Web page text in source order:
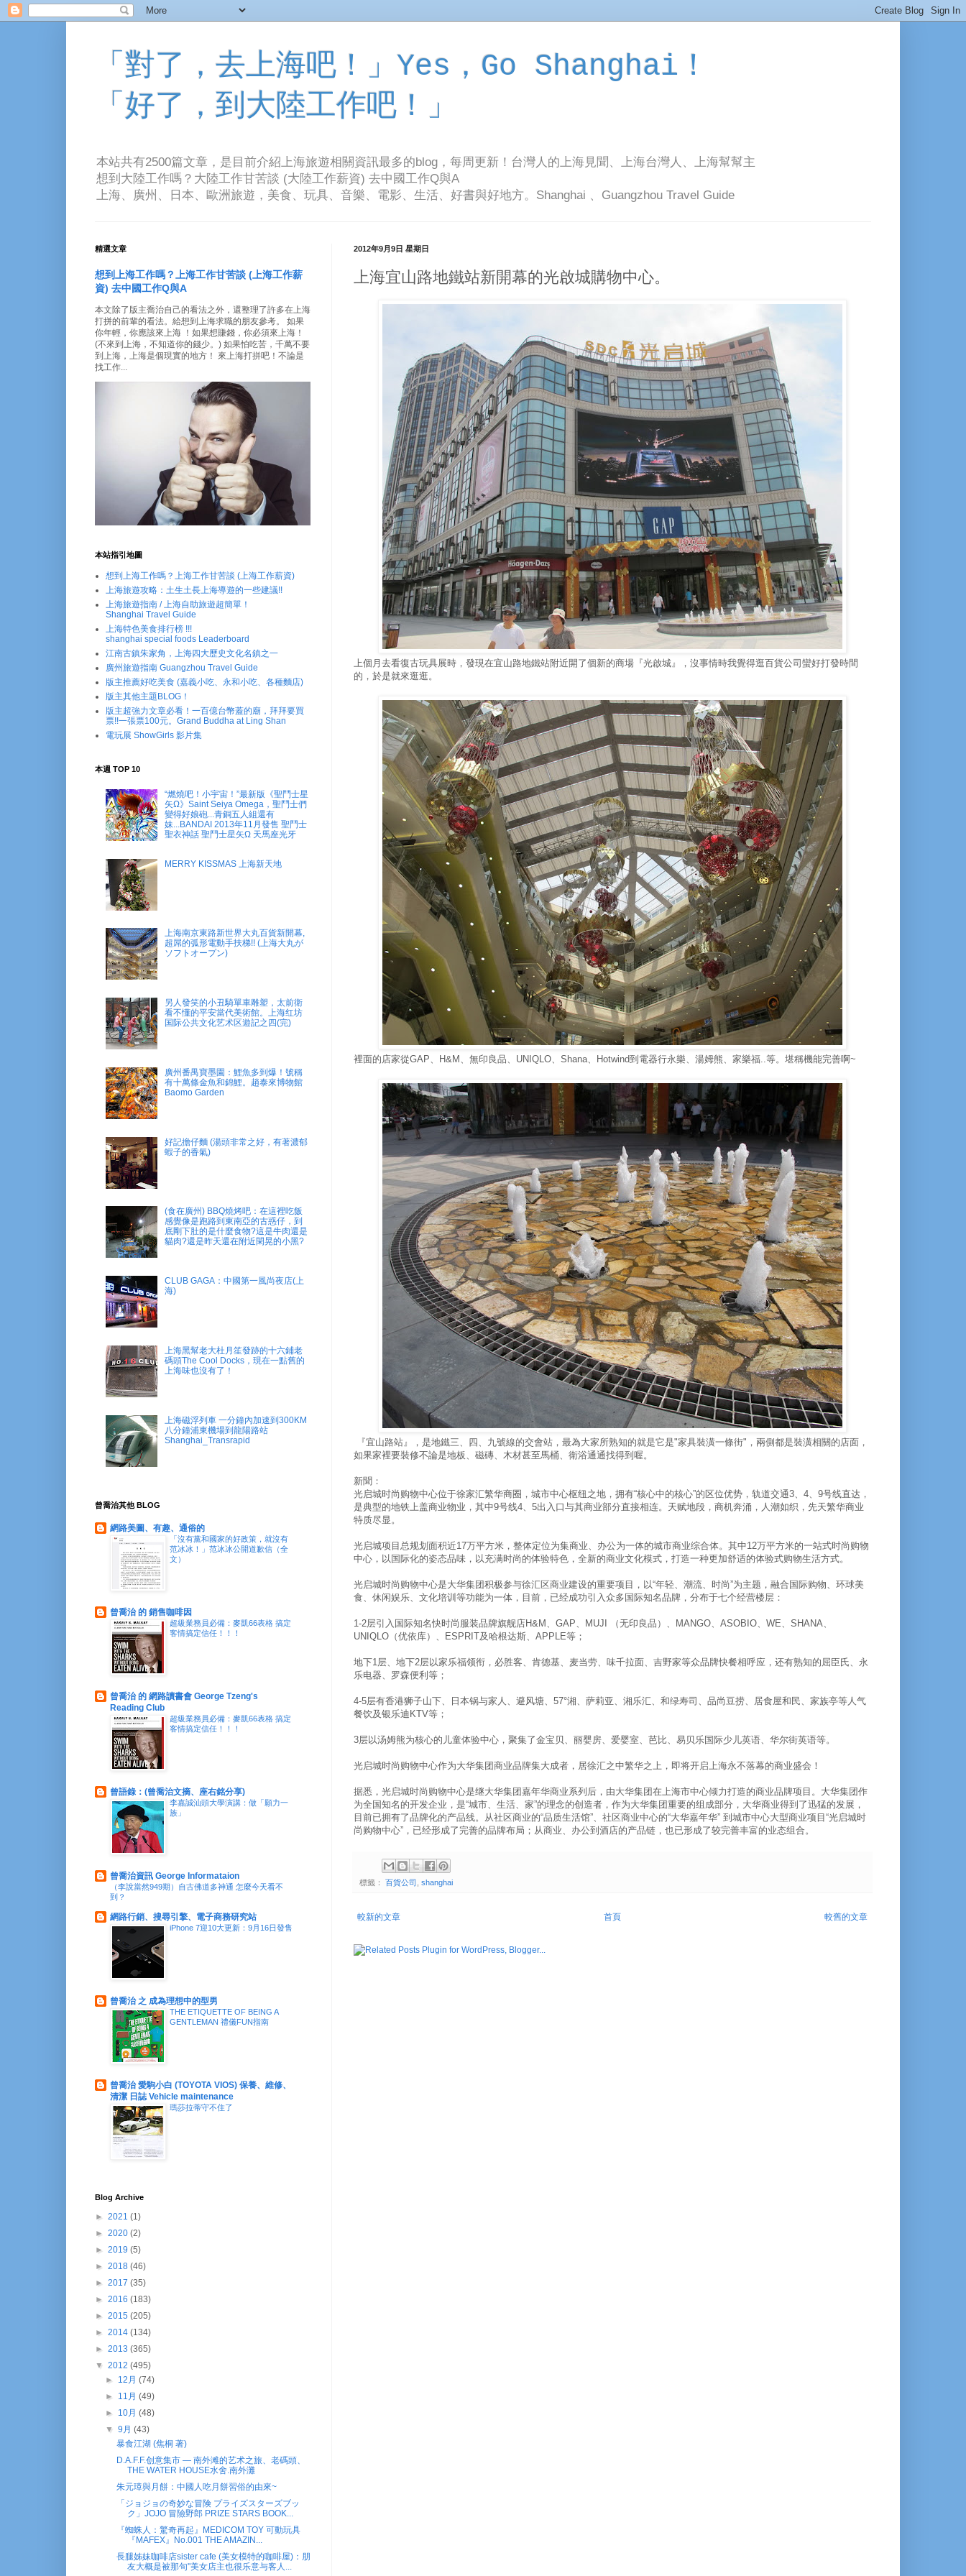
「對了，去上海吧！」Yes，Go Shanghai！
「好了，到大陸工作吧！」
本站共有2500篇文章，是目前介紹上海旅遊相關資訊最多的blog，每周更新！台灣人的上海見聞、上海台灣人、上海幫幫主
想到大陸工作嗎？大陸工作甘苦談 (大陸工作薪資) 去中國工作Q與A
上海、廣州、日本、歐洲旅遊，美食、玩具、音樂、電影、生活、好書與好地方。Shanghai 、Guangzhou Travel Guide
2012年9月9日 星期日
上海宜山路地鐵站新開幕的光啟城購物中心。
上個月去看復古玩具展時，發現在宜山路地鐵站附近開了個新的商場『光啟城』，沒事情時我覺得逛百貨公司蠻好打發時間
的，於是就來逛逛。
裡面的店家從GAP、H&M、無印良品、UNIQLO、Shana、Hotwind到電器行永樂、湯姆熊、家樂福..等。堪稱機能完善啊~
『宜山路站』，是地鐵三、四、九號線的交會站，最為大家所熟知的就是它是"家具裝潢一條街"，兩側都是裝潢相關的店面，
如果家裡要裝修不論是地板、磁磚、木材甚至馬桶、衛浴通通找得到喔。
新聞：
光启城时尚购物中心位于徐家汇繁华商圈，城市中心枢纽之地，拥有“核心中的核心”的区位优势，轨道交通3、4、9号线直达，
是典型的地铁上盖商业物业，其中9号线4、5出入口与其商业部分直接相连。天赋地段，商机奔涌，人潮如织，先天繁华商业
特质尽显。
光启城项目总规划面积近17万平方米，整体定位为集商业、办公为一体的城市商业综合体。其中12万平方米的一站式时尚购物
中心，以国际化的姿态品味，以充满时尚的体验特色，全新的商业文化模式，打造一种更加舒适的体验式购物生活方式。
光启城时尚购物中心是大华集团积极参与徐汇区商业建设的重要项目，以“年轻、潮流、时尚”为主题，融合国际购物、环球美
食、休闲娱乐、文化培训等功能为一体，目前，已经成功引入众多国际知名品牌，分布于七个经营楼层：
1-2层引入国际知名快时尚服装品牌旗舰店H&M、GAP、MUJI （无印良品）、MANGO、ASOBIO、WE、SHANA、
UNIQLO（优依库）、ESPRIT及哈根达斯、APPLE等；
地下1层、地下2层以家乐福领衔，必胜客、肯德基、麦当劳、味千拉面、吉野家等众品牌快餐相呼应，还有熟知的屈臣氏、永
乐电器、罗森便利等；
4-5层有香港狮子山下、日本锅与家人、避风塘、57°湘、萨莉亚、湘乐汇、和绿寿司、品尚豆捞、居食屋和民、家族亭等人气
餐饮及银乐迪KTV等；
3层以汤姆熊为核心的儿童体验中心，聚集了金宝贝、丽婴房、爱婴室、芭比、易贝乐国际少儿英语、华尔街英语等。
光启城时尚购物中心作为大华集团商业品牌集大成者，居徐汇之中繁华之上，即将开启上海永不落幕的商业盛会！
据悉，光启城时尚购物中心是继大华集团嘉年华商业系列后，由大华集团在上海市中心倾力打造的商业品牌项目。大华集团作
为全国知名的开发企业，是“城市、生活、家”的理念的创造者，作为大华集团重要的组成部分，大华商业得到了迅猛的发展，
目前已拥有了品牌化的产品线。从社区商业的“品质生活馆”、社区商业中心的“大华嘉年华” 到城市中心大型商业项目“光启城时
尚购物中心”，已经形成了完善的品牌布局；从商业、办公到酒店的产品链，也已形成了较完善丰富的业态组合。
標籤： 百貨公司 , shanghai
較新的文章 較舊的文章
首頁
精選文章
想到上海工作嗎？上海工作甘苦談 (上海工作薪
資) 去中國工作Q與A
本文除了版主喬治自己的看法之外，還整理了許多在上海
打拼的前輩的看法。給想到上海求職的朋友參考。 如果
你年輕，你應該來上海 ！如果想賺錢，你必須來上海！
(不來到上海，不知道你的錢少。) 如果怕吃苦，千萬不要
到上海，上海是個現實的地方！ 來上海打拼吧！不論是
找工作...
本站指引地圖
想到上海工作嗎？上海工作甘苦談 (上海工作薪資)
上海旅遊攻略：土生土長上海導遊的一些建議!!
上海旅遊指南 / 上海自助旅遊超簡單！
Shanghai Travel Guide
上海特色美食排行榜 !!!
shanghai special foods Leaderboard
江南古鎮朱家角，上海四大歷史文化名鎮之一
廣州旅遊指南 Guangzhou Travel Guide
版主推薦好吃美食 (嘉義小吃、永和小吃、各種麵店)
版主其他主題BLOG！
版主超強力文章必看！一百億台幣蓋的廟，拜拜要買
票!!一張票100元。Grand Buddha at Ling Shan
電玩展 ShowGirls 影片集
本週 TOP 10
“燃燒吧！小宇宙！”最新版《聖鬥士星
矢Ω》Saint Seiya Omega，聖鬥士們
變得好娘砲...青銅五人組還有
妹...BANDAI 2013年11月發售 聖鬥士
聖衣神話 聖鬥士星矢Ω 天馬座光牙
MERRY KISSMAS 上海新天地
上海南京東路新世界大丸百貨新開幕,
超屌的弧形電動手扶梯!! (上海大丸が
ソフトオープン)
另人發笑的小丑騎單車雕塑，太前衛
看不懂的平安當代美術館。上海红坊
国际公共文化艺术区遊記之四(完)
廣州番禺寶墨園：鯉魚多到爆！號稱
有十萬條金魚和錦鯉。趙泰來博物館
Baomo Garden
好記擔仔麵 (湯頭非常之好，有著濃郁
蝦子的香氣)
(食在廣州) BBQ燒烤吧：在這裡吃飯
感覺像是跑路到東南亞的古惑仔，到
底剛下肚的是什麼食物?這是牛肉還是
貓肉?還是昨天還在附近閑晃的小黑?
CLUB GAGA：中國第一風尚夜店(上
海)
上海黑幫老大杜月笙發跡的十六鋪老
碼頭The Cool Docks，現在一點舊的
上海味也沒有了！
上海磁浮列車 一分鐘內加速到300KM
八分鐘浦東機場到龍陽路站
Shanghai_Transrapid
曾喬治其他 BLOG
網路美圖、有趣、通俗的
「沒有黨和國家的好政策，就沒有
范冰冰！」范冰冰公開道歉信（全
文）
曾喬治 的 銷售咖啡因
超級業務員必備：麥凱66表格 搞定
客情搞定信任！！！
曾喬治 的 網路讀書會 George Tzeng's
Reading Club
超級業務員必備：麥凱66表格 搞定
客情搞定信任！！！
曾語錄：(曾喬治文摘、座右銘分享)
李嘉誠汕頭大學演講：做「願力一
族」
曾喬治資訊 George Informataion
（李說當然949期）自古佛道多神通 怎麼今天看不
到？
網路行銷、搜尋引擎、電子商務研究站
iPhone 7迎10大更新：9月16日發售
曾喬治 之 成為理想中的型男
THE ETIQUETTE OF BEING A
GENTLEMAN 禮儀FUN指南
曾喬治 愛駒小白 (TOYOTA VIOS) 保養、維修、
清潔 日誌 Vehicle maintenance
瑪莎拉蒂守不住了
Blog Archive
► 2021 (1)
► 2020 (2)
► 2019 (5)
► 2018 (46)
► 2017 (35)
► 2016 (183)
► 2015 (205)
► 2014 (134)
► 2013 (365)
▼ 2012 (495)
► 12月(74)
► 11月(49)
► 10月(48)
▼9月(43)
暴食江湖 (焦桐 著)
D.A.F.F.创意集市 — 南外滩的艺术之旅、老碼頭、
THE WATER HOUSE水舍.南外灘
朱元璋與月餅：中國人吃月餅習俗的由來~
「ジョジョの奇妙な冒険 プライズスターズブッ
ク」JOJO 冒險野郎 PRIZE STARS BOOK...
『蜘蛛人：驚奇再起』MEDICOM TOY 可動玩具
『MAFEX』No.001 THE AMAZIN...
長腿姊妹咖啡店sister cafe (美女模特的咖啡屋)：朋
友大概是被那句"美女店主也很乐意与客人...